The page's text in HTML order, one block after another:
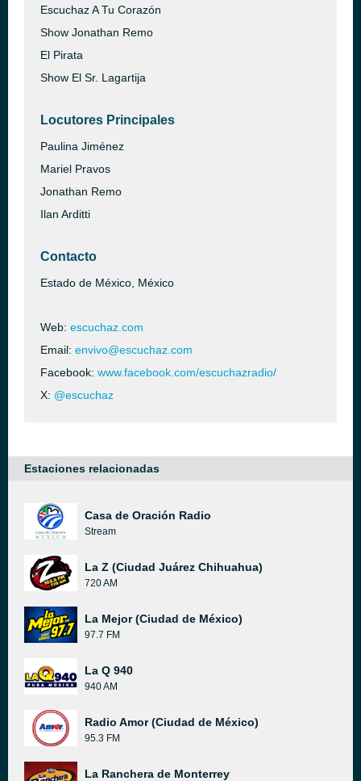
Escuchaz A Tu Corazón
Show Jonathan Remo
El Pirata
Show El Sr. Lagartija
Locutores Principales
Paulina Jiménez
Mariel Pravos
Jonathan Remo
Ilan Arditti
Contacto
Estado de México, México
Web: escuchaz.com
Email: envivo@escuchaz.com
Facebook: www.facebook.com/escuchazradio/
X: @escuchaz
Estaciones relacionadas
Casa de Oración Radio
Stream
La Z (Ciudad Juárez Chihuahua)
720 AM
La Mejor (Ciudad de México)
97.7 FM
La Q 940
940 AM
Radio Amor (Ciudad de México)
95.3 FM
La Ranchera de Monterrey